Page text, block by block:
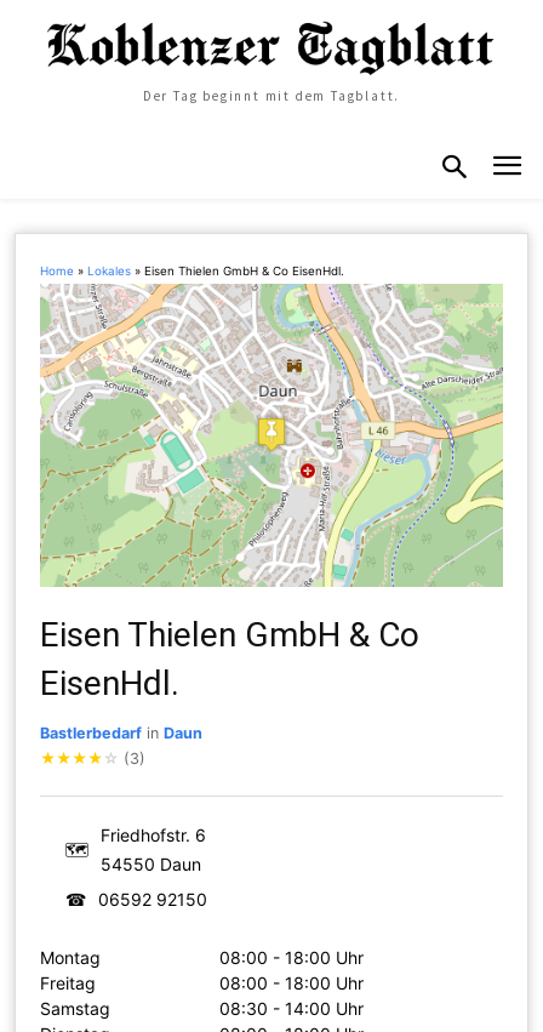
Der Tag beginnt mit dem Tagblatt.
Home »Lokales »Eisen Thielen GmbH & Co EisenHdl.
Eisen Thielen GmbH & Co
EisenHdl.
Bastlerbedarf inDaun
★★★★ ☆ (3)
🗺
Friedhofstr. 6
54550 Daun
☎
06592 92150
Montag
08:00 - 18:00 Uhr
Freitag
08:00 - 18:00 Uhr
Samstag
08:30 - 14:00 Uhr